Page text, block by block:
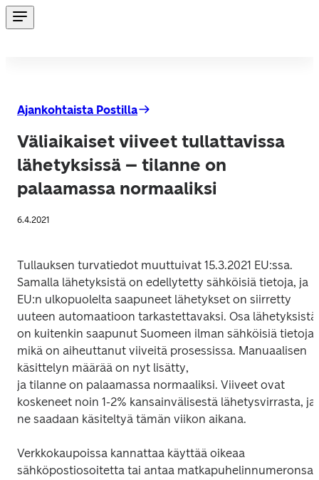
Ajankohtaista Postilla
Väliaikaiset viiveet tullattavissa
lähetyksissä – tilanne on
palaamassa normaaliksi
6.4.2021
Tullauksen turvatiedot muuttuivat 15.3.2021 EU:ssa.
Samalla lähetyksistä on edellytetty sähköisiä tietoja, ja
EU:n ulkopuolelta saapuneet lähetykset on siirretty
uuteen automaatioon tarkastettavaksi. Osa lähetyksistä
on kuitenkin saapunut Suomeen ilman sähköisiä tietoja,
mikä on aiheuttanut viiveitä prosessissa. Manuaalisen
käsittelyn määrää on nyt lisätty,
ja tilanne on palaamassa normaaliksi. Viiveet ovat
koskeneet noin 1-2% kansainvälisestä lähetysvirrasta, ja
ne saadaan käsiteltyä tämän viikon aikana.
Verkkokaupoissa kannattaa käyttää oikeaa
sähköpostiosoitetta tai antaa matkapuhelinnumeronsa.